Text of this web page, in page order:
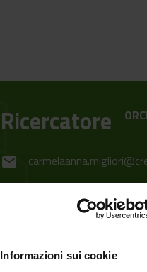
Informazioni sui cookie
Ricercatore
email